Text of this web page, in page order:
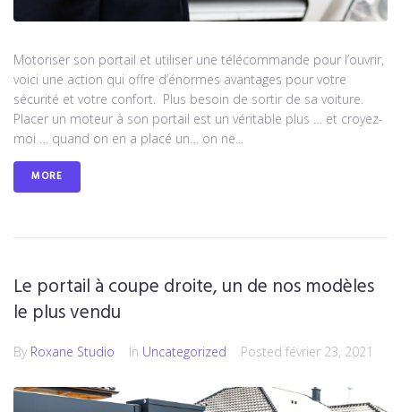
Motoriser son portail et utiliser une télécommande pour l’ouvrir,
voici une action qui offre d’énormes avantages pour votre
sécurité et votre confort. Plus besoin de sortir de sa voiture.
Placer un moteur à son portail est un véritable plus … et croyez-
moi … quand on en a placé un… on ne...
MORE
Le portail à coupe droite, un de nos modèles
le plus vendu
By Roxane Studio In Uncategorized Posted février 23, 2021